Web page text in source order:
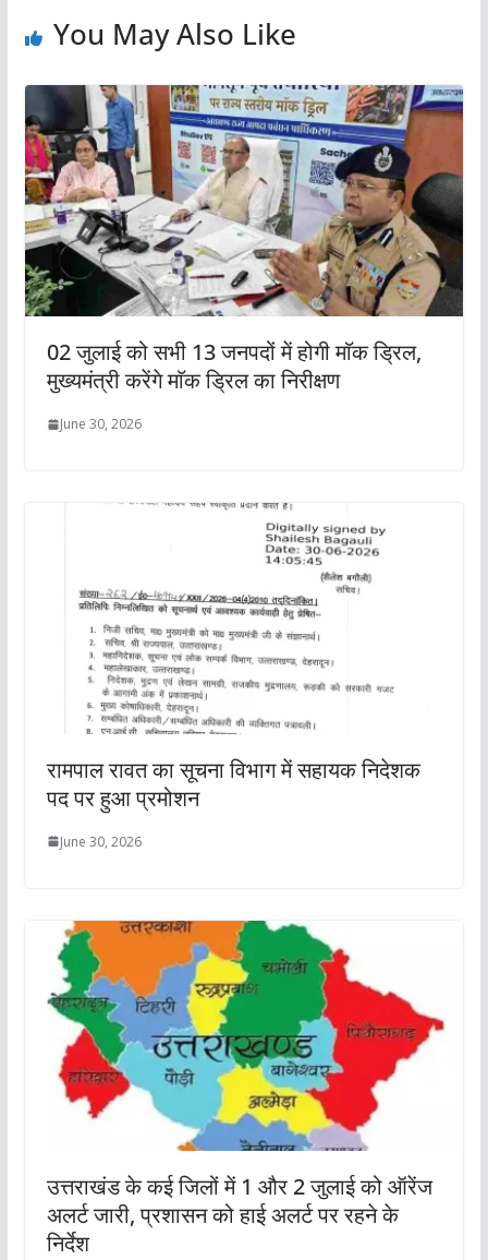
You May Also Like
02 जुलाई को सभी 13 जनपदों में होगी माॅक ड्रिल,
मुख्यमंत्री करेंगे माॅक ड्रिल का निरीक्षण
June 30, 2026
रामपाल रावत का सूचना विभाग में सहायक निदेशक
पद पर हुआ प्रमोशन
June 30, 2026
उत्तराखंड के कई जिलों में 1 और 2 जुलाई को ऑरेंज
अलर्ट जारी, प्रशासन को हाई अलर्ट पर रहने के
निर्देश